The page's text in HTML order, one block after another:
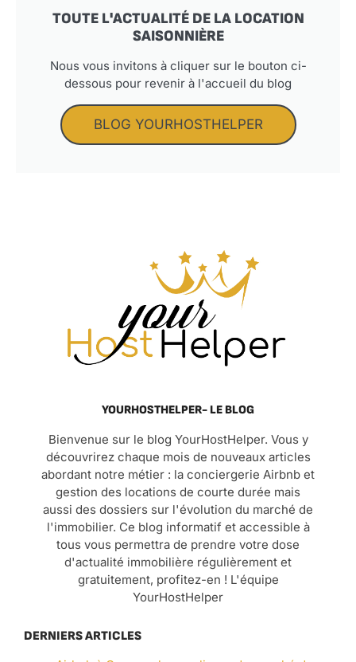
TOUTE L'ACTUALITÉ DE LA LOCATION
SAISONNIÈRE
Nous vous invitons à cliquer sur le bouton ci-
dessous pour revenir à l'accueil du blog
BLOG YOURHOSTHELPER
YOURHOSTHELPER- LE BLOG
Bienvenue sur le blog YourHostHelper. Vous y
découvrirez chaque mois de nouveaux articles
abordant notre métier : la conciergerie Airbnb et
gestion des locations de courte durée mais
aussi des dossiers sur l'évolution du marché de
l'immobilier. Ce blog informatif et accessible à
tous vous permettra de prendre votre dose
d'actualité immobilière régulièrement et
gratuitement, profitez-en ! L'équipe
YourHostHelper
DERNIERS ARTICLES